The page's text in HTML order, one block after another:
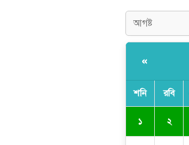
«
শনি রবি
১ ২